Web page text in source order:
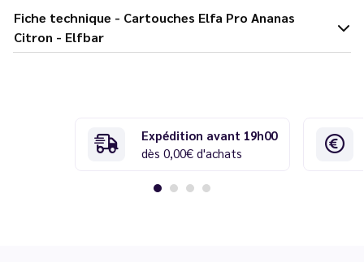
Fiche technique - Cartouches Elfa Pro Ananas
Citron - Elfbar
Expédition avant 19h00
dès 0,00€ d'achats